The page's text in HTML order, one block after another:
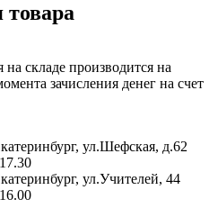
товара
складе производится на
зачисления денег на счет
ул.Шефская, д.62
ул.Учителей, 44